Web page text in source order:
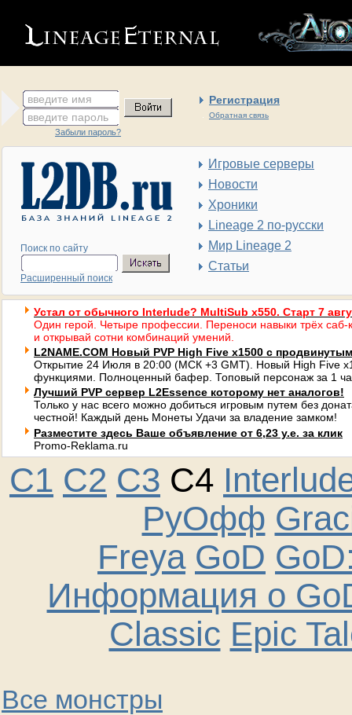
введите имя Регистрация
Обратная связь
введите пароль
Забыли пароль?
Поиск по сайту
Расширенный поиск
Игровые серверы
Новости
Хроники
Lineage 2 по-русски
Мир Lineage 2
Статьи
Устал от обычного Interlude? MultiSub x550. Старт 7
Один герой. Четыре профессии. Переноси навыки трёх саб-
и открывай сотни комбинаций умений.
L2NAME.COM Новый PVP High Five x1500 с
Открытие 24 Июля в 20:00 (МСК +3 GMT). Новый High Five
функциями. Полноценный бафер. Топовый персонаж за 1
Лучший PVP сервер L2Essence которому нет аналогов!
Только у нас всего можно добиться игровым путем без
честной! Каждый день Монеты Удачи за владение замком!
Разместите здесь Ваше объявление от 6,23 у.е. за клик
Promo-Reklama.ru
C1 C2 C3 C4
РуОфф
Freya GoD
Информация о
Classic Epic
Все монстры